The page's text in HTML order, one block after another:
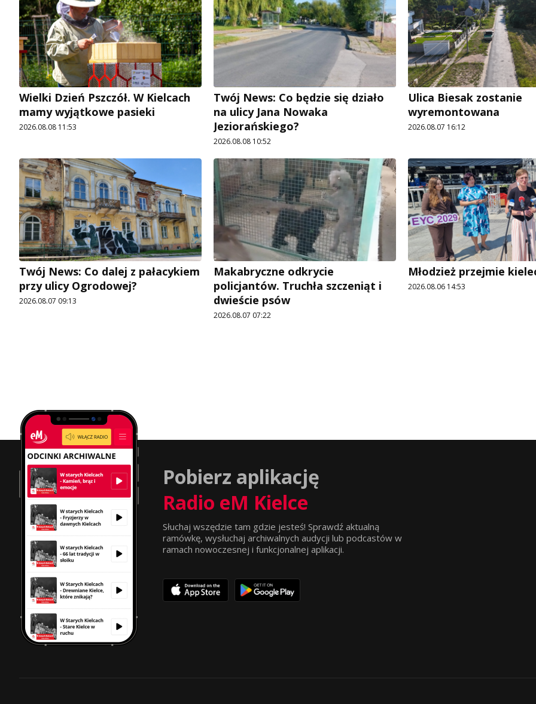
Wielki Dzień Pszczół. W Kielcach
mamy wyjątkowe pasieki
2026.08.08 11:53
Twój News: Co będzie się działo
na ulicy Jana Nowaka
Jeziorańskiego?
2026.08.08 10:52
Ulica Biesak zostanie
wyremontowana
2026.08.07 16:12
Twój News: Co dalej z pałacykiem
przy ulicy Ogrodowej?
2026.08.07 09:13
Makabryczne odkrycie
policjantów. Truchła szczeniąt i
dwieście psów
2026.08.07 07:22
Młodzież przejmie
2026.08.06 14:53
Pobierz aplikację
Radio eM Kielce
Słuchaj wszędzie tam gdzie jesteś! Sprawdź aktualną
ramówkę, wysłuchaj archiwalnych audycji lub podcastów w
ramach nowoczesnej i funkcjonalnej aplikacji.